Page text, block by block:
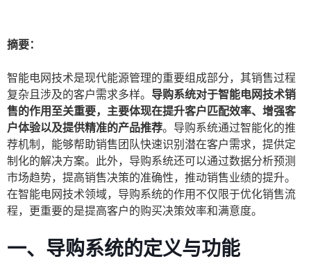
摘要：
智能电网技术是现代能源管理的重要组成部分，其销售过程
复杂且涉及的客户需求多样。 导购系统对于智能电网技术销
售的作用至关重要，主要体现在提升客户匹配效率、增强客
户体验以及提供精准的产品推荐。导购系统通过智能化的推
荐机制，能够帮助销售团队快速识别潜在客户需求，提供定
制化的解决方案。此外，导购系统还可以通过数据分析预测
市场趋势，提高销售决策的准确性，推动销售业绩的提升。
在智能电网技术领域，导购系统的作用不仅限于优化销售流
程，更重要的是提高客户的购买决策效率和满意度。
一、导购系统的定义与功能